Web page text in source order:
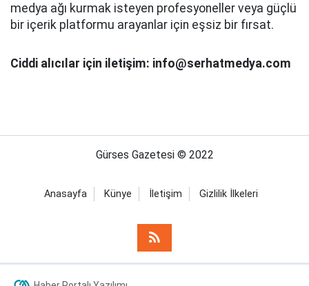
medya ağı kurmak isteyen profesyoneller veya güçlü
bir içerik platformu arayanlar için eşsiz bir fırsat.
Ciddi alıcılar için iletişim: info@serhatmedya.com
Gürses Gazetesi © 2022
Anasayfa Künye İletişim Gizlilik İlkeleri